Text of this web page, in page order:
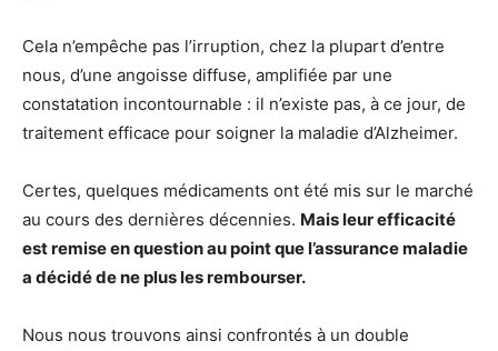
Cela n’empêche pas l’irruption, chez la plupart d’entre
nous, d’une angoisse diffuse, amplifiée par une
constatation incontournable : il n’existe pas, à ce jour, de
traitement efficace pour soigner la maladie d’Alzheimer.
Certes, quelques médicaments ont été mis sur le marché
au cours des dernières décennies. Mais leur efficacité
est remise en question au point que l’assurance maladie
a décidé de ne plus les rembourser.
Nous nous trouvons ainsi confrontés à un double